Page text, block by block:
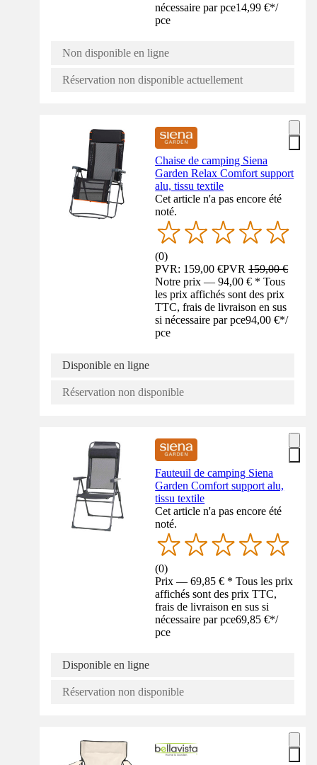
nécessaire par pce14,99 €*/
pce
Non disponible en ligne
Réservation non disponible actuellement
Chaise de camping Siena
Garden Relax Comfort support
alu, tissu textile
Cet article n'a pas encore été
noté.
(0)
PVR: 159,00 €PVR159,00 €
Notre prix — 94,00 € * Tous
les prix affichés sont des prix
TTC, frais de livraison en sus
si nécessaire par pce94,00 €*/
pce
Disponible en ligne
Réservation non disponible
Fauteuil de camping Siena
Garden Comfort support alu,
tissu textile
Cet article n'a pas encore été
noté.
(0)
Prix — 69,85 € * Tous les prix
affichés sont des prix TTC,
frais de livraison en sus si
nécessaire par pce69,85 €*/
pce
Disponible en ligne
Réservation non disponible